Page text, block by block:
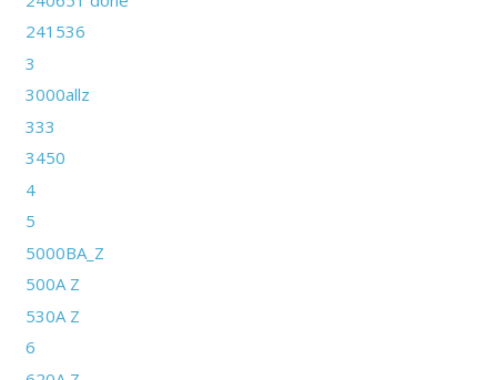
241536
3
3000allz
333
3450
4
5
5000BA_Z
500A Z
530A Z
6